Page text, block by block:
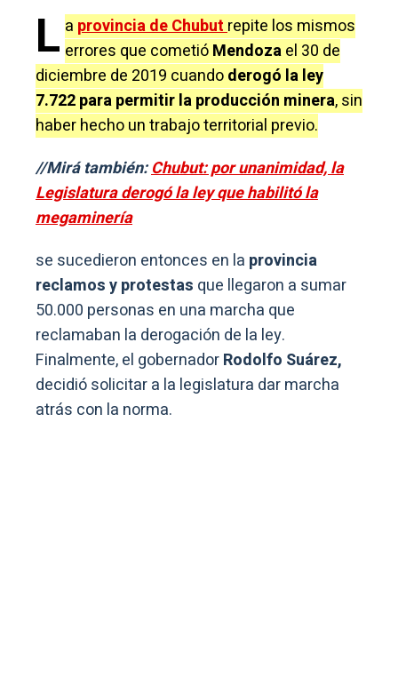
L a provincia de Chubutrepite los mismos
errores que cometióMendozael 30 de
diciembre de 2019 cuandoderogó la ley
7.722 para permitir la producción minera, sin
haber hecho un trabajo territorial previo.
//Mirá también:Chubut: por unanimidad, la
Legislatura derogó la ley que habilitó la
megaminería
se sucedieron entonces en la provincia
reclamos y protestas que llegaron a sumar
50.000 personas en una marcha que
reclamaban la derogación de la ley.
Finalmente, el gobernadorRodolfo Suárez,
decidió solicitar a la legislatura dar marcha
atrás con la norma.